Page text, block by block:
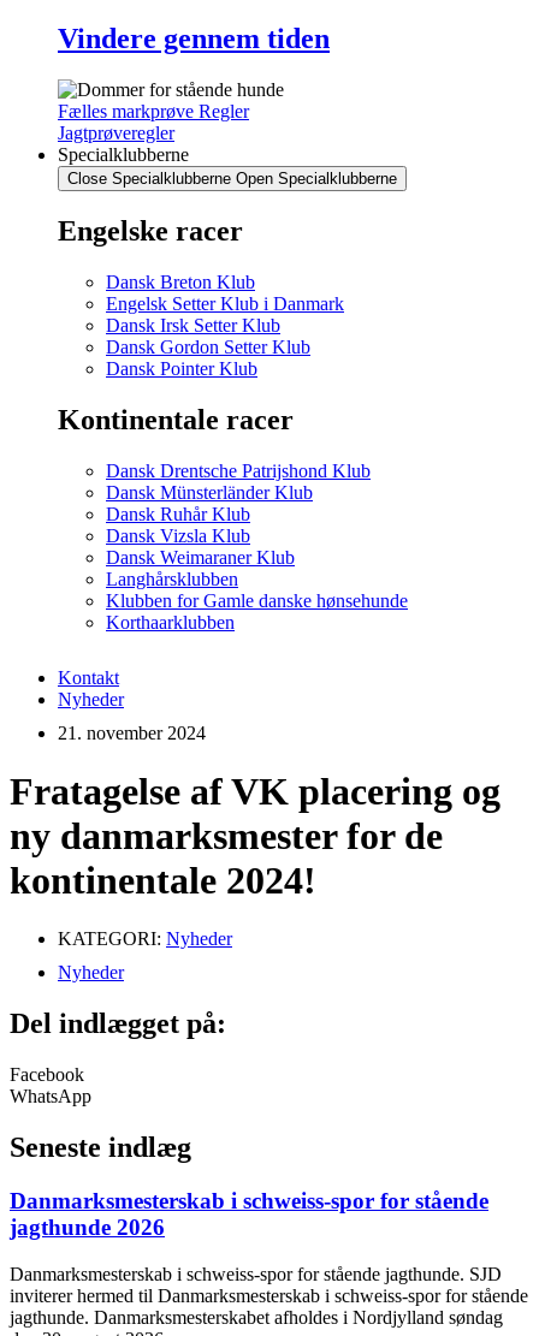
Vindere gennem tiden
Fælles markprøve Regler
Jagtprøveregler
Specialklubberne
Close Specialklubberne Open Specialklubberne
Engelske racer
Dansk Breton Klub
Engelsk Setter Klub i Danmark
Dansk Irsk Setter Klub
Dansk Gordon Setter Klub
Dansk Pointer Klub
Kontinentale racer
Dansk Drentsche Patrijshond Klub
Dansk Münsterländer Klub
Dansk Ruhår Klub
Dansk Vizsla Klub
Dansk Weimaraner Klub
Langhårsklubben
Klubben for Gamle danske hønsehunde
Korthaarklubben
Kontakt
Nyheder
21. november 2024
Fratagelse af VK placering og
ny danmarksmester for de
kontinentale 2024!
KATEGORI: Nyheder
Nyheder
Del indlægget på:
Facebook
WhatsApp
Seneste indlæg
Danmarksmesterskab i schweiss-spor for stående
jagthunde 2026
Danmarksmesterskab i schweiss-spor for stående jagthunde. SJD
inviterer hermed til Danmarksmesterskab i schweiss-spor for stående
jagthunde. Danmarksmesterskabet afholdes i Nordjylland søndag